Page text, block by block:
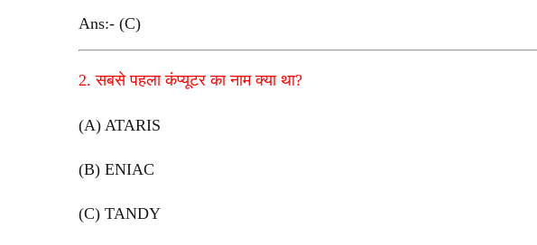
Ans:- (C)
2. सबसे पहला कंप्यूटर का नाम क्या था?
(A) ATARIS
(B) ENIAC
(C) TANDY